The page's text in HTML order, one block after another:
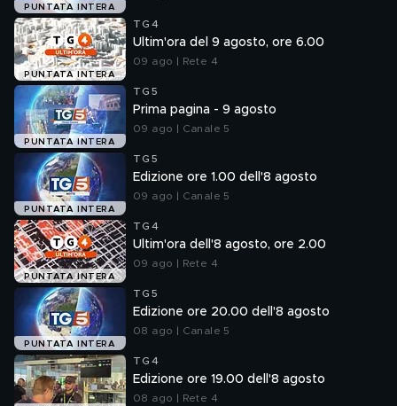
PUNTATA INTERA
PUNTATA INTERA
TG4
Ultim'ora del 9 agosto, ore 6.00
09 ago | Rete 4
PUNTATA INTERA
TG5
Prima pagina - 9 agosto
09 ago | Canale 5
PUNTATA INTERA
TG5
Edizione ore 1.00 dell'8 agosto
09 ago | Canale 5
PUNTATA INTERA
TG4
Ultim'ora dell'8 agosto, ore 2.00
09 ago | Rete 4
PUNTATA INTERA
TG5
Edizione ore 20.00 dell'8 agosto
08 ago | Canale 5
TG4
Edizione ore 19.00 dell'8 agosto
08 ago | Rete 4